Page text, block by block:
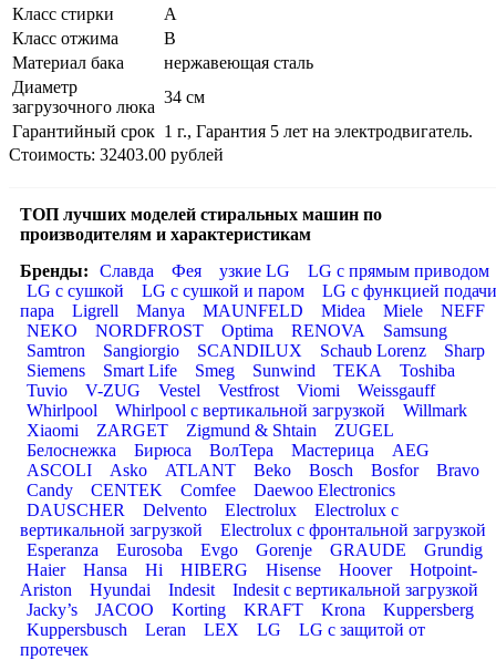
Класс стирки
A
Класс отжима
B
Материал бака
нержавеющая сталь
Диаметр
загрузочного люка
34 см
Гарантийный срок 1 г., Гарантия 5 лет на электродвигатель.
Стоимость: 32403.00 рублей
ТОП лучших моделей стиральных машин по
производителям и характеристикам
Бренды:
Славда Фея узкие LG
LG с прямым приводом
LG с сушкой
LG с сушкой и паром
LG с функцией подачи
пара
Ligrell Manya MAUNFELD Midea Miele
NEFF
NEKO
NORDFROST Optima RENOVA
Samsung
Samtron
Sangiorgio SCANDILUX Schaub Lorenz
Sharp
Siemens
Smart Life Smeg Sunwind TEKA
Toshiba
Tuvio
V-ZUG Vestel Vestfrost Viomi
Weissgauff
Whirlpool
Whirlpool с вертикальной загрузкой
Willmark
Xiaomi
ZARGET Zigmund & Shtain
ZUGEL
Белоснежка
Бирюса ВолТера Мастерица
AEG
ASCOLI
Asko ATLANT Beko Bosch Bosfor
Bravo
Candy
CENTEK Comfee
Daewoo Electronics
DAUSCHER
Delvento Electrolux
Electrolux с
вертикальной загрузкой
Electrolux с фронтальной загрузкой
Esperanza
Eurosoba Evgo Gorenje GRAUDE
Grundig
Haier
Hansa Hi HIBERG Hisense Hoover
Hotpoint-
Ariston
Hyundai Indesit
Indesit с вертикальной загрузкой
Jacky’s
JACOO Korting KRAFT Krona
Kuppersberg
Kuppersbusch
Leran LEX LG
LG с защитой от
протечек